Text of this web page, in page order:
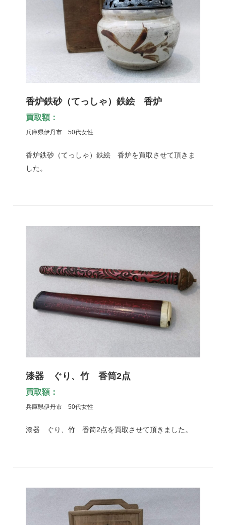
香炉鉄砂（てっしゃ）鉄絵 香炉
買取額：
兵庫県伊丹市 50代女性
香炉鉄砂（てっしゃ）鉄絵 香炉を買取させて頂きま
した。
漆器 ぐり、竹 香筒2点
買取額：
兵庫県伊丹市 50代女性
漆器 ぐり、竹 香筒2点を買取させて頂きました。